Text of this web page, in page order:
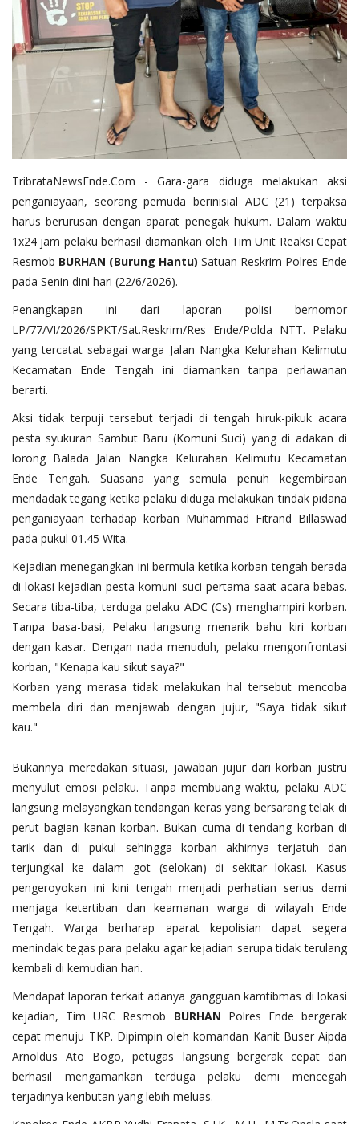
​TribrataNewsEnde.Com - Gara-gara diduga melakukan aksi
penganiayaan, seorang pemuda berinisial ADC (21) terpaksa
harus berurusan dengan aparat penegak hukum. Dalam waktu
1x24 jam pelaku berhasil diamankan oleh Tim Unit Reaksi Cepat
Resmob BURHAN (Burung Hantu) Satuan Reskrim Polres Ende
pada Senin dini hari (22/6/2026).
​Penangkapan ini dari laporan polisi bernomor
LP/77/VI/2026/SPKT/Sat.Reskrim/Res Ende/Polda NTT. Pelaku
yang tercatat sebagai warga Jalan Nangka Kelurahan Kelimutu
Kecamatan Ende Tengah ini diamankan tanpa perlawanan
berarti.
​Aksi tidak terpuji tersebut terjadi di tengah hiruk-pikuk acara
pesta syukuran Sambut Baru (Komuni Suci) yang di adakan di
lorong Balada Jalan Nangka Kelurahan Kelimutu Kecamatan
Ende Tengah. Suasana yang semula penuh kegembiraan
mendadak tegang ketika pelaku diduga melakukan tindak pidana
penganiayaan terhadap korban Muhammad Fitrand Billaswad
pada pukul 01.45 Wita.
​Kejadian menegangkan ini bermula ketika korban tengah berada
di lokasi kejadian pesta komuni suci pertama saat acara bebas.
Secara tiba-tiba, terduga pelaku ADC (Cs) menghampiri korban.
Tanpa basa-basi, Pelaku langsung menarik bahu kiri korban
dengan kasar. ​Dengan nada menuduh, pelaku mengonfrontasi
korban, "Kenapa kau sikut saya?"
​Korban yang merasa tidak melakukan hal tersebut mencoba
membela diri dan menjawab dengan jujur, "Saya tidak sikut
kau."
​Bukannya meredakan situasi, jawaban jujur dari korban justru
menyulut emosi pelaku. Tanpa membuang waktu, pelaku ADC
langsung melayangkan tendangan keras yang bersarang telak di
perut bagian kanan korban. Bukan cuma di tendang korban di
tarik dan di pukul sehingga korban akhirnya terjatuh dan
terjungkal ke dalam got (selokan) di sekitar lokasi. ​Kasus
pengeroyokan ini kini tengah menjadi perhatian serius demi
menjaga ketertiban dan keamanan warga di wilayah Ende
Tengah. Warga berharap aparat kepolisian dapat segera
menindak tegas para pelaku agar kejadian serupa tidak terulang
kembali di kemudian hari.
​Mendapat laporan terkait adanya gangguan kamtibmas di lokasi
kejadian, Tim URC Resmob BURHAN Polres Ende bergerak
cepat menuju TKP. Dipimpin oleh komandan Kanit Buser Aipda
Arnoldus Ato Bogo, petugas langsung bergerak cepat dan
berhasil mengamankan terduga pelaku demi mencegah
terjadinya keributan yang lebih meluas.